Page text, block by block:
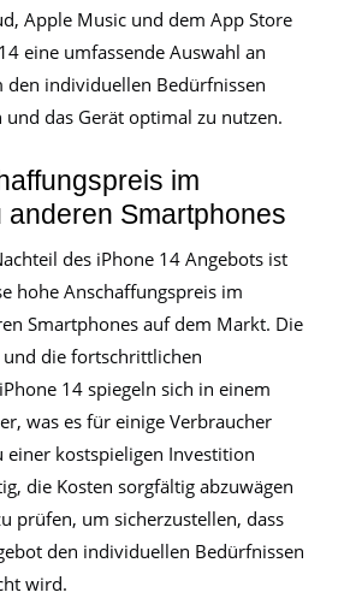
Apple Music und dem App Store
eine umfassende Auswahl an
den individuellen Bedürfnissen
und das Gerät optimal zu nutzen.
im
anderen Smartphones
des iPhone 14 Angebots ist
hohe Anschaffungspreis im
Smartphones auf dem Markt. Die
die fortschrittlichen
14 spiegeln sich in einem
was es für einige Verbraucher
einer kostspieligen Investition
die Kosten sorgfältig abzuwägen
prüfen, um sicherzustellen, dass
den individuellen Bedürfnissen
wird.